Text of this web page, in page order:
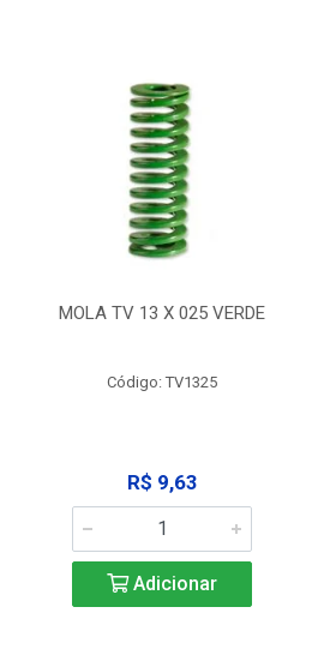
MOLA TV 13 X 025 VERDE
Código: TV1325
R$ 9,63
Adicionar